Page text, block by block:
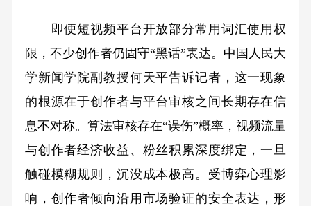
即便短视频平台开放部分常用词汇使用权
限，不少创作者仍固守“黑话”表达。中国人民大
学新闻学院副教授何天平告诉记者，这一现象
的根源在于创作者与平台审核之间长期存在信
息不对称。算法审核存在“误伤”概率，视频流量
与创作者经济收益、粉丝积累深度绑定，一旦
触碰模糊规则，沉没成本极高。受博弈心理影
响，创作者倾向沿用市场验证的安全表达，形